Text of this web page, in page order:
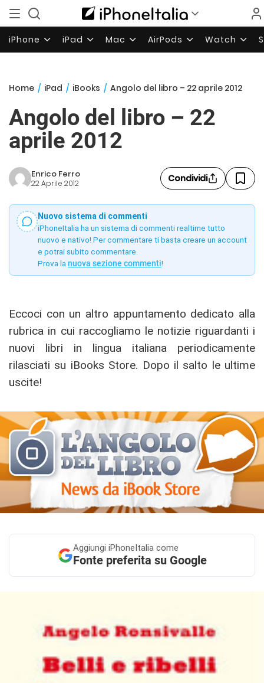
iPhone iPad Mac AirPods Watch
Home / iPad / iBooks / Angolo del libro – 22 aprile 2012
Angolo del libro – 22
aprile 2012
Enrico Ferro
22 Aprile 2012 Condividi
Nuovo sistema di commenti
iPhoneItalia ha un sistema di commenti realtime tutto
nuovo e nativo! Per commentare ti basta creare un account
e potrai subito commentare.
Prova la nuova sezione commenti!
Eccoci con un altro appuntamento dedicato alla
rubrica in cui raccogliamo le notizie riguardanti i
nuovi libri in lingua italiana periodicamente
rilasciati su iBooks Store. Dopo il salto le ultime
uscite!
Aggiungi iPhoneItalia come
Fonte preferita su Google